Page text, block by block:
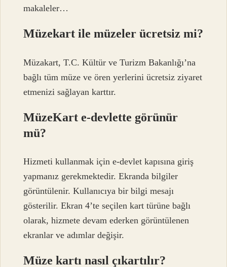
makaleler…
Müzekart ile müzeler ücretsiz mi?
Müzakart, T.C. Kültür ve Turizm Bakanlığı’na
bağlı tüm müze ve ören yerlerini ücretsiz ziyaret
etmenizi sağlayan karttır.
MüzeKart e-devlette görünür
mü?
Hizmeti kullanmak için e-devlet kapısına giriş
yapmanız gerekmektedir. Ekranda bilgiler
görüntülenir. Kullanıcıya bir bilgi mesajı
gösterilir. Ekran 4’te seçilen kart türüne bağlı
olarak, hizmete devam ederken görüntülenen
ekranlar ve adımlar değişir.
Müze kartı nasıl çıkartılır?